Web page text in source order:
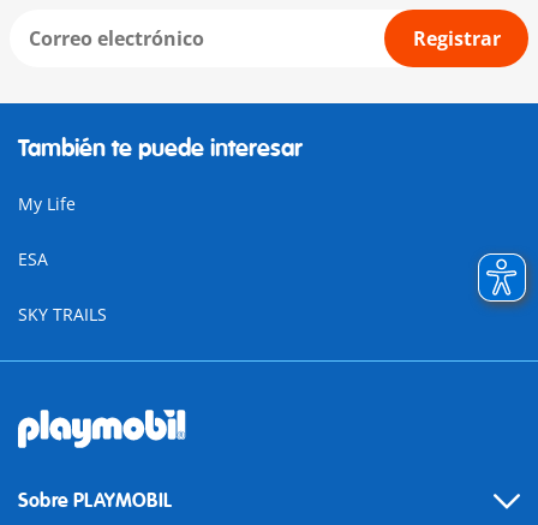
Registrar
También te puede interesar
My Life
ESA
SKY TRAILS
Sobre PLAYMOBIL